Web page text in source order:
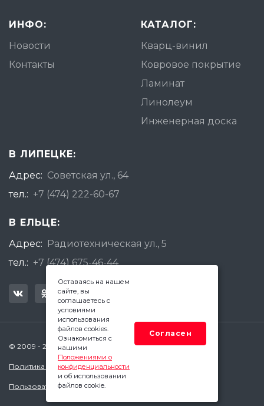
ИНФО:
Новости
Контакты
КАТАЛОГ:
Кварц-винил
Ковровое покрытие
Ламинат
Линолеум
Инженерная доска
В ЛИПЕЦКЕ:
Адрес: Советская ул., 64
тел.: +7 (474) 222-60-67
В ЕЛЬЦЕ:
Адрес: Радиотехническая ул., 5
тел.: +7 (474) 675-46-44
© 2009 - 2026 Квадратный Метр - Липецк
Политика конфиденциальности
Пользовательское соглашение
Оставаясь на нашем
сайте, вы
соглашаетесь с
условиями
использования
файлов cookies.
Ознакомиться с
нашими
Положениями о
конфиденциальности
и об использовании
файлов cookie.
Согласен